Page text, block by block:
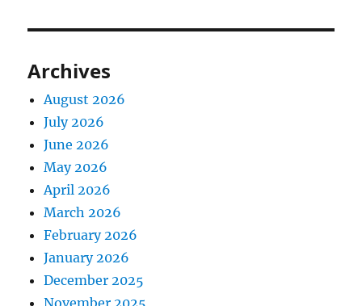
Archives
August 2026
July 2026
June 2026
May 2026
April 2026
March 2026
February 2026
January 2026
December 2025